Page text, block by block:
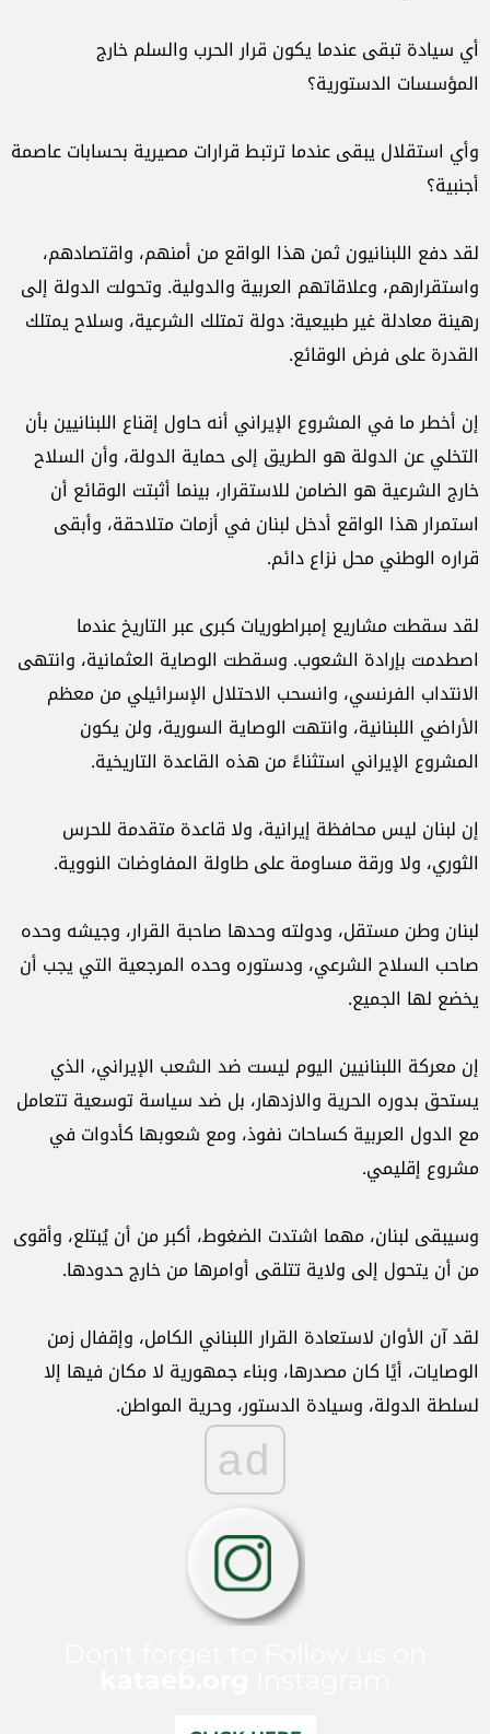
أي سيادة تبقى عندما يكون قرار الحرب والسلم خارج
المؤسسات الدستورية؟
وأي استقلال يبقى عندما ترتبط قرارات مصيرية بحسابات عاصمة
أجنبية؟
لقد دفع اللبنانيون ثمن هذا الواقع من أمنهم، واقتصادهم،
واستقرارهم، وعلاقاتهم العربية والدولية. وتحولت الدولة إلى
رهينة معادلة غير طبيعية: دولة تمتلك الشرعية، وسلاح يمتلك
القدرة على فرض الوقائع.
إن أخطر ما في المشروع الإيراني أنه حاول إقناع اللبنانيين بأن
التخلي عن الدولة هو الطريق إلى حماية الدولة، وأن السلاح
خارج الشرعية هو الضامن للاستقرار، بينما أثبتت الوقائع أن
استمرار هذا الواقع أدخل لبنان في أزمات متلاحقة، وأبقى
قراره الوطني محل نزاع دائم.
لقد سقطت مشاريع إمبراطوريات كبرى عبر التاريخ عندما
اصطدمت بإرادة الشعوب. وسقطت الوصاية العثمانية، وانتهى
الانتداب الفرنسي، وانسحب الاحتلال الإسرائيلي من معظم
الأراضي اللبنانية، وانتهت الوصاية السورية، ولن يكون
المشروع الإيراني استثناءً من هذه القاعدة التاريخية.
إن لبنان ليس محافظة إيرانية، ولا قاعدة متقدمة للحرس
الثوري، ولا ورقة مساومة على طاولة المفاوضات النووية.
لبنان وطن مستقل، ودولته وحدها صاحبة القرار، وجيشه وحده
صاحب السلاح الشرعي، ودستوره وحده المرجعية التي يجب أن
يخضع لها الجميع.
إن معركة اللبنانيين اليوم ليست ضد الشعب الإيراني، الذي
يستحق بدوره الحرية والازدهار، بل ضد سياسة توسعية تتعامل
مع الدول العربية كساحات نفوذ، ومع شعوبها كأدوات في
مشروع إقليمي.
وسيبقى لبنان، مهما اشتدت الضغوط، أكبر من أن يُبتلع، وأقوى
من أن يتحول إلى ولاية تتلقى أوامرها من خارج حدودها.
لقد آن الأوان لاستعادة القرار اللبناني الكامل، وإقفال زمن
الوصايات، أيًا كان مصدرها، وبناء جمهورية لا مكان فيها إلا
لسلطة الدولة، وسيادة الدستور، وحرية المواطن.
ad